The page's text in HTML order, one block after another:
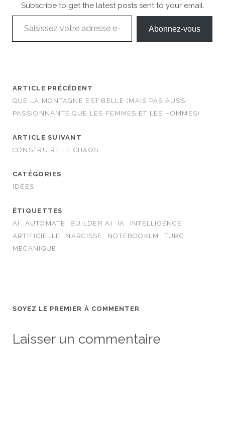
Subscribe to get the latest posts sent to your email.
Saisissez votre adresse e-mail…
Abonnez-vous
ARTICLE PRÉCÉDENT
QUE LA MONTAGNE EST BELLE (MAIS PAS AUSSI
PASSIONNANTE QUE LES FEMMES ET LES HOMMES)
ARTICLE SUIVANT
CONSTRUIRE LE CHAOS
CATÉGORIES
IDÉES
ÉTIQUETTES
AI
AUTOMATE BUILDER AI IA
INTELLIGENCE
ARTIFICIELLE
NARCISSE NOTEBOOKLM
TURC
MÉCANIQUE
SOYEZ LE PREMIER À COMMENTER
Laisser un commentaire